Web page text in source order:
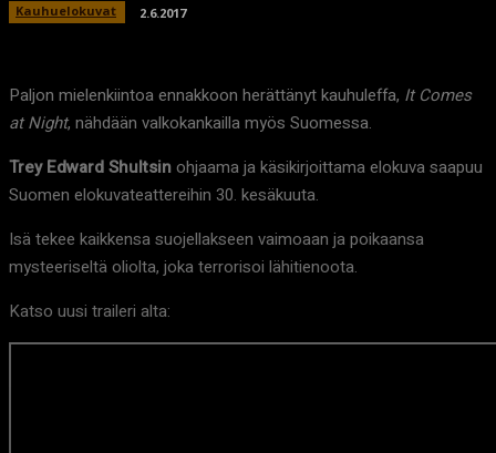
Kauhuelokuvat 2.6.2017
Paljon mielenkiintoa ennakkoon herättänyt kauhuleffa, It Comes
at Night, nähdään valkokankailla myös Suomessa.
Trey Edward Shultsinohjaama ja käsikirjoittama elokuva saapuu
Suomen elokuvateattereihin 30. kesäkuuta.
Isä tekee kaikkensa suojellakseen vaimoaan ja poikaansa
mysteeriseltä oliolta, joka terrorisoi lähitienoota.
Katso uusi traileri alta: